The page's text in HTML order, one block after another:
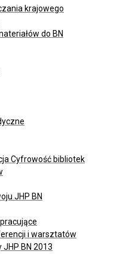
krajowego
do BN
Cyfrowość bibliotek
JHP BN
i warsztatów
BN 2013